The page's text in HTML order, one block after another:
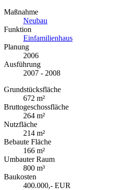
Maßnahme
Neubau
Funktion
Einfamilienhaus
Planung
2006
Ausführung
2007 - 2008
Grundstücksfläche
672 m²
Bruttogeschossfläche
264 m²
Nutzfläche
214 m²
Bebaute Fläche
166 m²
Umbauter Raum
800 m³
Baukosten
400.000,- EUR